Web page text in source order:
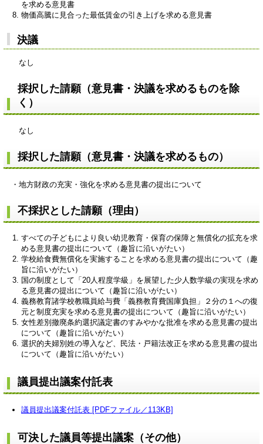
を求める意見書
物価高騰に見合った最低賃金の引き上げを求める意見書
決議
なし
採択した請願（意見書・決議を求めるものを除
く）
なし
採択した請願（意見書・決議を求めるもの）
・地方財政の充実・強化を求める意見書の提出について
不採択とした請願（理由）
すべての子どもにより良い幼児教育・保育の保障と無償化の拡充を求
める意見書の提出について（趣旨に沿いがたい）
学校給食費無償化を実施することを求める意見書の提出について（趣
旨に沿いがたい）
国の制度として「20人程度学級」を展望した少人数学級の実現を求め
る意見書の提出について（趣旨に沿いがたい）
義務教育諸学校教職員給与費「義務教育費国庫負担」２分の１への復
元と制度充実を求める意見書の提出について（趣旨に沿いがたい）
女性差別撤廃条約選択議定書のすみやかな批准を求める意見書の提出
について（趣旨に沿いがたい）
選択的夫婦別姓の導入など、民法・戸籍法改正を求める意見書の提出
について（趣旨に沿いがたい）
議員提出議案付託表
議員提出議案付託表 [PDFファイル／113KB]
可決した議員等提出議案（その他）